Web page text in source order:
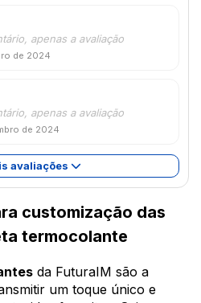
apenas a avaliação
de 2024
apenas a avaliação
de 2024
avaliações
customização das
termocolante
da FuturaIM são a
um toque único e